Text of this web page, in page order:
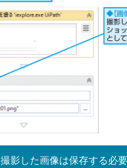
撮影した画像は保存する必